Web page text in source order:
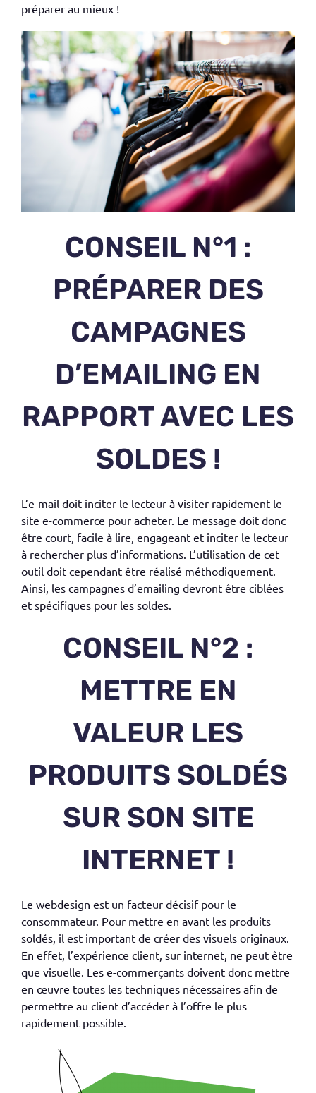
préparer au mieux !
CONSEIL N°1 :
PRÉPARER DES
CAMPAGNES
D’EMAILING EN
RAPPORT AVEC LES
SOLDES !
L’e-mail doit inciter le lecteur à visiter rapidement le
site e-commerce pour acheter. Le message doit donc
être court, facile à lire, engageant et inciter le lecteur
à rechercher plus d’informations. L’utilisation de cet
outil doit cependant être réalisé méthodiquement.
Ainsi, les campagnes d’emailing devront être ciblées
et spécifiques pour les soldes.
CONSEIL N°2 :
METTRE EN
VALEUR LES
PRODUITS SOLDÉS
SUR SON SITE
INTERNET !
Le webdesign est un facteur décisif pour le
consommateur. Pour mettre en avant les produits
soldés, il est important de créer des visuels originaux.
En effet, l’expérience client, sur internet, ne peut être
que visuelle. Les e-commerçants doivent donc mettre
en œuvre toutes les techniques nécessaires afin de
permettre au client d’accéder à l’offre le plus
rapidement possible.